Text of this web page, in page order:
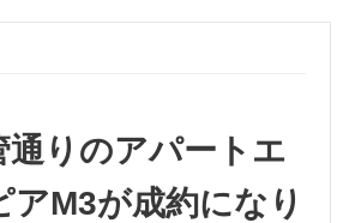
通りのアパートエ
アM3が成約になり